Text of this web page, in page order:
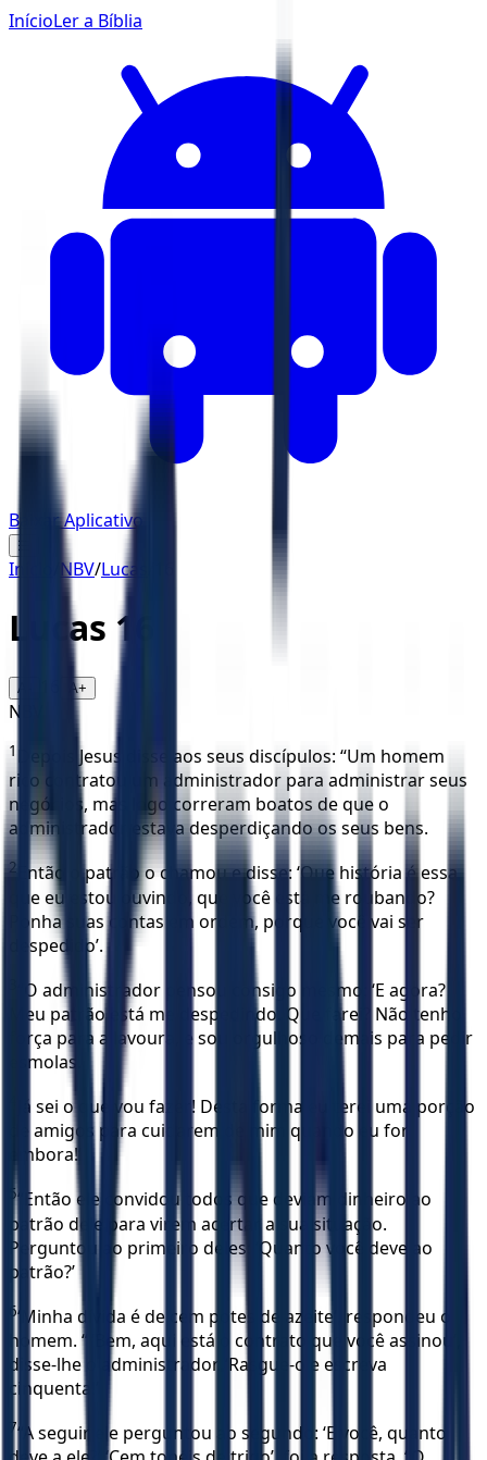
InícioLer a Bíblia
Baixar Aplicativo
☰
Início NBV/Lucas
Lucas 16
A- A+
NBV
1
Depois Jesus disse aos seus discípulos: “Um homem
rico contratou um administrador para administrar seus
negócios, mas logo correram boatos de que o
administrador estava desperdiçando os seus bens.
2
Então o patrão o chamou e disse: ‘Que história é essa
que eu estou ouvindo, que você está me roubando?
Ponha suas contas em ordem, porque você vai ser
despedido’.
“O administrador pensou consigo mesmo: ‘E agora?
Meu patrão está me despedindo. Que farei? Não tenho
força para a lavoura, e sou orgulhoso demais para pedir
esmolas.
Já sei o que vou fazer! Desta forma eu terei uma porção
de amigos para cuidarem de mim quando eu for
embora!’
5“Então ele convidou todos que deviam dinheiro ao
patrão dele para virem acertar a sua situação.
Perguntou ao primeiro deles: ‘Quanto você deve ao
patrão?’
6‘Minha dívida é de cem potes de azeite’, respondeu o
homem. “ ‘Bem, aqui está o contrato que você assinou’,
disse-lhe o administrador. ‘Rasgue-o e escreva
cinquenta!’
7“A seguir ele perguntou ao segundo: ‘E você, quanto